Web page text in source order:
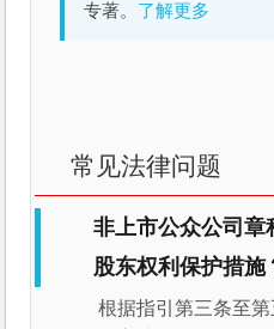
专著。 了解更多
常见法律问题
非上市公众公司
股东权利保护措施
根据指引第三条至